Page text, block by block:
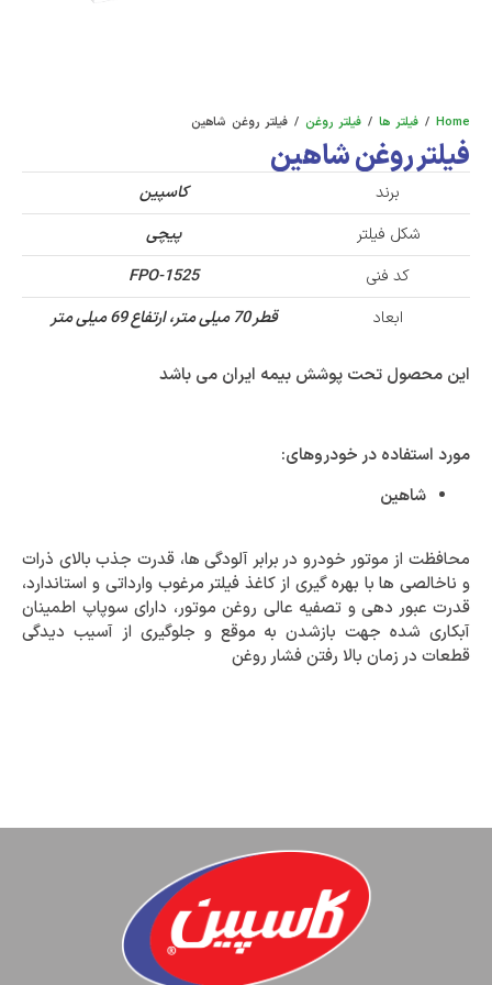
Home
/ فیلتر ها / فیلتر روغن / فیلتر روغن شاهین
فیلتر روغن شاهین
برند
کاسپین
شکل فیلتر
پیچی
کد فنی
FPO-1525
ابعاد
قطر 70 میلی متر، ارتفاع 69 میلی متر
این محصول تحت پوشش بیمه ایران می باشد
مورد استفاده در خودروهای:
شاهین
محافظت از موتور خودرو در برابر آلودگی ها، قدرت جذب بالای ذرات
و ناخالصی ها با بهره گیری از کاغذ فیلتر مرغوب وارداتی و استاندارد،
قدرت عبور دهی و تصفیه عالی روغن موتور، دارای سوپاپ اطمینان
آبکاری شده جهت بازشدن به موقع و جلوگیری از آسیب دیدگی
قطعات در زمان بالا رفتن فشار روغن